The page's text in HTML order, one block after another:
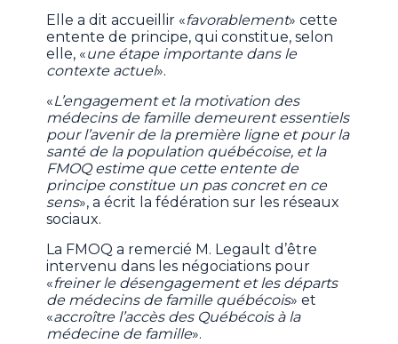
Elle a dit accueillir «favorablement» cette
entente de principe, qui constitue, selon
elle, «une étape importante dans le
contexte actuel».
«L’engagement et la motivation des
médecins de famille demeurent essentiels
pour l’avenir de la première ligne et pour la
santé de la population québécoise, et la
FMOQ estime que cette entente de
principe constitue un pas concret en ce
sens», a écrit la fédération sur les réseaux
sociaux.
La FMOQ a remercié M. Legault d’être
intervenu dans les négociations pour
«freiner le désengagement et les départs
de médecins de famille québécois» et
«accroître l’accès des Québécois à la
médecine de famille».